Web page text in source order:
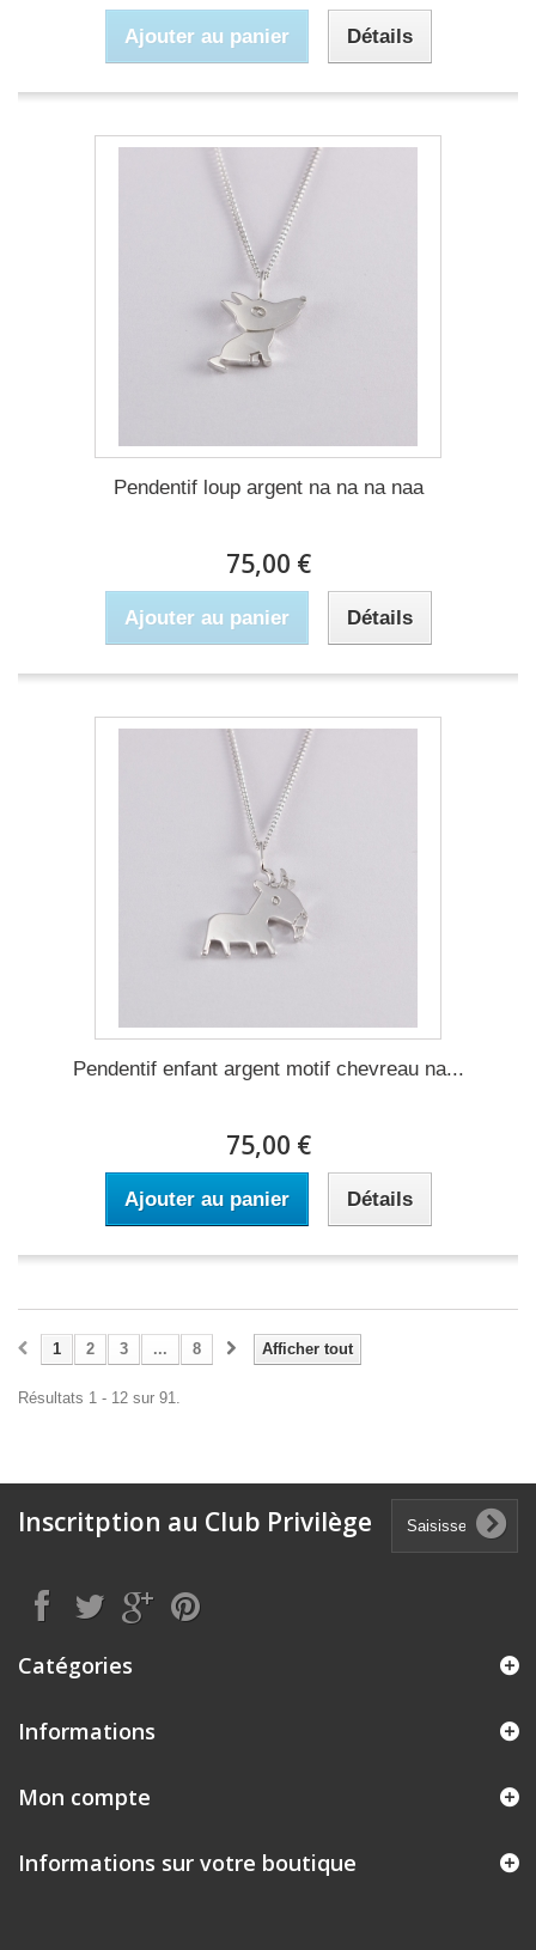
Ajouter au panier Détails
Pendentif loup argent na na na naa
75,00 €
Ajouter au panier Détails
Pendentif enfant argent motif chevreau na...
75,00 €
Ajouter au panier Détails
Afficher tout
1 2 3 ... 8
Résultats 1 - 12 sur 91.
Inscritption au Club Privilège
Catégories
Informations
Mon compte
Informations sur votre boutique